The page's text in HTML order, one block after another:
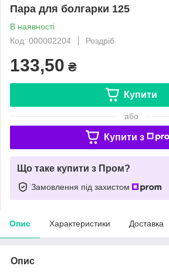
Пара для болгарки 125
В наявності
Код: 000002204
Роздріб
133,50 ₴
Купити
або
Купити з
Що таке купити з Пром?
Замовлення під захистом
Опис Характеристики Доставка
Опис